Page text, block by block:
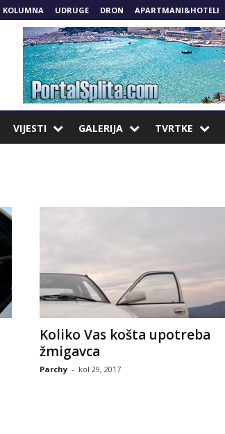
KOLUMNA UDRUGE DRON APARTMANI&HOTELI
VIJESTI GALERIJA TVRTKE
Koliko Vas košta upotreba
žmigavca
Parchy - kol 29, 2017